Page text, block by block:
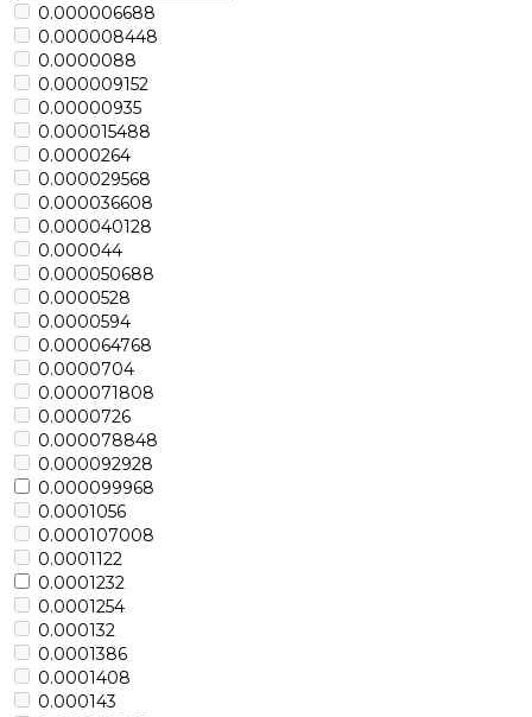
0.000006688
0.000008448
0.0000088
0.000009152
0.00000935
0.000015488
0.0000264
0.000029568
0.000036608
0.000040128
0.000044
0.000050688
0.0000528
0.0000594
0.000064768
0.0000704
0.000071808
0.0000726
0.000078848
0.000092928
0.000099968
0.0001056
0.000107008
0.0001122
0.0001232
0.0001254
0.000132
0.0001386
0.0001408
0.000143